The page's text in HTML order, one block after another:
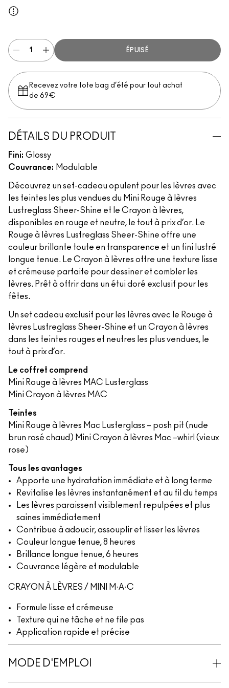
ÉPUISÉ
Recevez votre tote bag d’été pour tout achat
de 69€
DÉTAILS DU PRODUIT
Fini: Glossy
Couvrance: Modulable
Découvrez un set-cadeau opulent pour les lèvres avec
les teintes les plus vendues du Mini Rouge à lèvres
Lustreglass Sheer-Shine et le Crayon à lèvres,
disponibles en rouge et neutre, le tout à prix d’or. Le
Rouge à lèvres Lustreglass Sheer-Shine offre une
couleur brillante toute en transparence et un fini lustré
longue tenue. Le Crayon à lèvres offre une texture lisse
et crémeuse parfaite pour dessiner et combler les
lèvres. Prêt à offrir dans un étui doré exclusif pour les
fêtes.
Un set cadeau exclusif pour les lèvres avec le Rouge à
lèvres Lustreglass Sheer-Shine et un Crayon à lèvres
dans les teintes rouges et neutres les plus vendues, le
tout à prix d’or.
Le coffret comprend
Mini Rouge à lèvres MAC Lusterglass
Mini Crayon à lèvres MAC
Teintes
Mini Rouge à lèvres Mac Lusterglass – posh pit (nude
brun rosé chaud) Mini Crayon à lèvres Mac –whirl (vieux
rose)
Tous les avantages
Apporte une hydratation immédiate et à long terme
Revitalise les lèvres instantanément et au fil du temps
Les lèvres paraissent visiblement repulpées et plus
saines immédiatement
Contribue à adoucir, assouplir et lisser les lèvres
Couleur longue tenue, 8 heures
Brillance longue tenue, 6 heures
Couvrance légère et modulable
CRAYON À LÈVRES / MINI M·A·C
Formule lisse et crémeuse
Texture qui ne tâche et ne file pas
Application rapide et précise
MODE D'EMPLOI